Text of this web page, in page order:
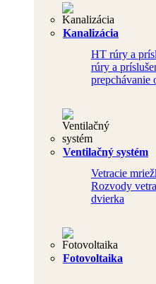
Kanalizácia
HT rúry a
rúry a
prepchávanie
Ventilačný systém
Vetracie
Rozvody
dvierka
Fotovoltaika